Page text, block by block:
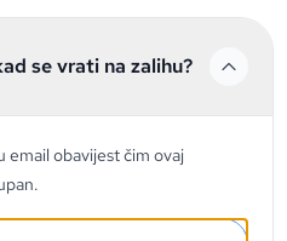
se vrati na zalihu?
email obavijest čim ovaj